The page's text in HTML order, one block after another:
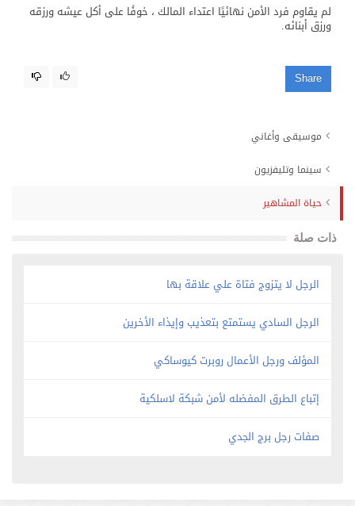
لم يقاوم فرد الأمن نهائيًا اعتداء المالك ، خوفًا على أكل عيشه ورزقه
ورزق أبنائه.
Share
موسيقى وأغاني
سينما وتليفزيون
حياة المشاهير
ذات صلة
الرجل لا يتزوج فتاة علي علاقة بها
الرجل السادي يستمتع بتعذيب وإيذاء الأخرين
المؤلف ورجل الأعمال روبرت كيوساكي
إتباع الطرق المفضله لأمن شبكة لاسلكية
صفات رجل برج الجدي